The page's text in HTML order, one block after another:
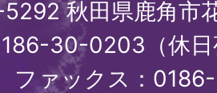
秋田県鹿角市
30-0203（休
ファックス：